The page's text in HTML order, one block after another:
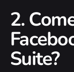
2.
Suite?